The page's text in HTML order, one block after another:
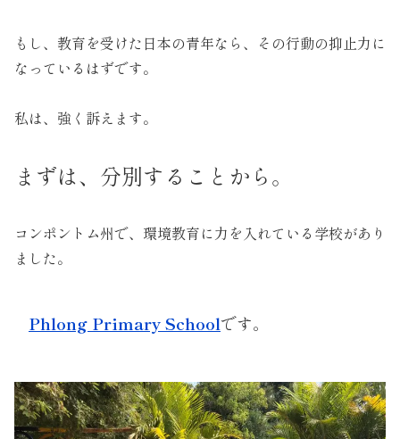
もし、教育を受けた日本の青年なら、その行動の抑止力に
なっているはずです。
私は、強く訴えます。
まずは、分別することから。
コンポントム州で、環境教育に力を入れている学校があり
ました。
Phlong Primary Schoolです。